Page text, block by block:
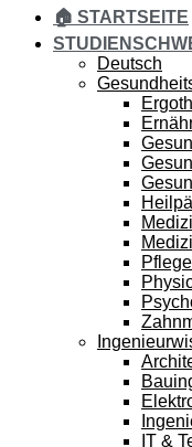
🏠 STARTSEITE
Deutsch
IT &